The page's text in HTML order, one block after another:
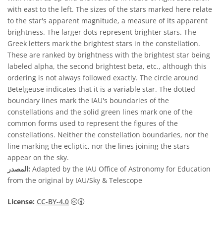
with east to the left. The sizes of the stars marked here relate
to the star's apparent magnitude, a measure of its apparent
brightness. The larger dots represent brighter stars. The
Greek letters mark the brightest stars in the constellation.
These are ranked by brightness with the brightest star being
labeled alpha, the second brightest beta, etc., although this
ordering is not always followed exactly. The circle around
Betelgeuse indicates that it is a variable star. The dotted
boundary lines mark the IAU's boundaries of the
constellations and the solid green lines mark one of the
common forms used to represent the figures of the
constellations. Neither the constellation boundaries, nor the
line marking the ecliptic, nor the lines joining the stars
appear on the sky.
المصدر: Adapted by the IAU Office of Astronomy for Education
from the original by IAU/Sky & Telescope
License: CC-BY-4.0